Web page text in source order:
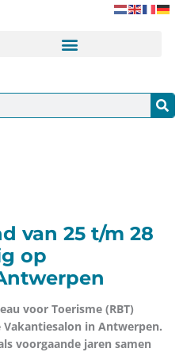
van 25 t/m 28
op
voor Toerisme (RBT)
Vakantiesalon in Antwerpen.
voorgaande jaren samen